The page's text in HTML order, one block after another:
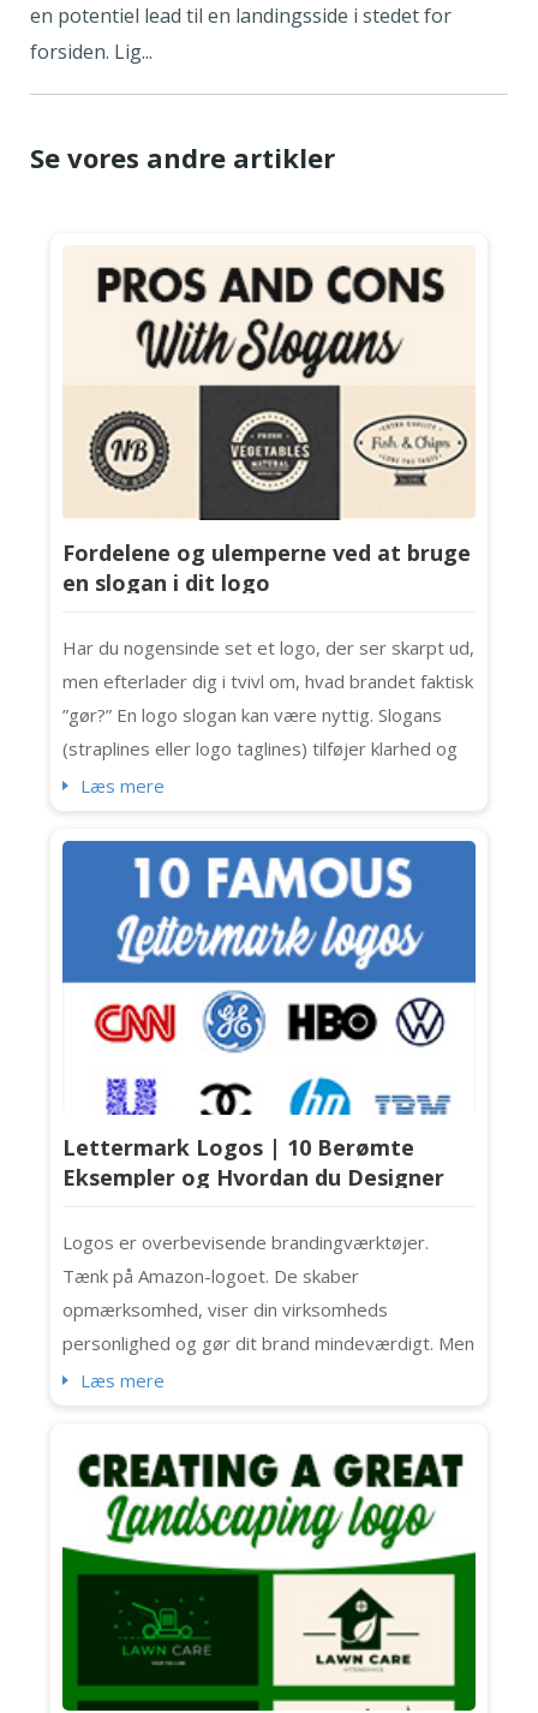
en potentiel lead til en landingsside i stedet for
forsiden. Lig...
Se vores andre artikler
Fordelene og ulemperne ved at bruge
en slogan i dit logo
Har du nogensinde set et logo, der ser skarpt ud,
men efterlader dig i tvivl om, hvad brandet faktisk
”gør?” En logo slogan kan være nyttig. Slogans
(straplines eller logo taglines) tilføjer klarhed og
personlighed (og lidt ekstra punch) til logoer. Ikke
mudrer en tagline blot budskabet eller fylder
designet. Hvis du er ved at skabe en
brandidentitet ell...
Læs mere
Lettermark Logos | 10 Berømte
Eksempler og Hvordan du Designer
Din Egen Til Dit Firma
Logos er overbevisende brandingværktøjer.
Tænk på Amazon-logoet. De skaber
opmærksomhed, viser din virksomheds
personlighed og gør dit brand mindeværdigt. Men
i dag vil vi fokusere på de tidløse, rene og
IBM og NASA). Lad os komme i gang. Hvad er et
bogstavlogo? Først lad os tale om det
grundlæggende. Denne logotype ...
Læs mere